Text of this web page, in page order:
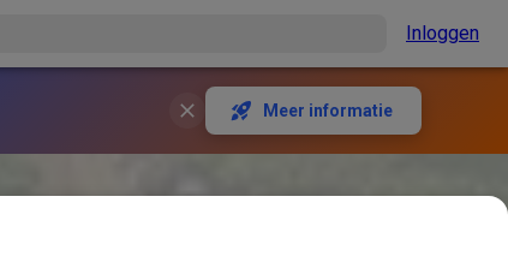
Inloggen
Meer informatie